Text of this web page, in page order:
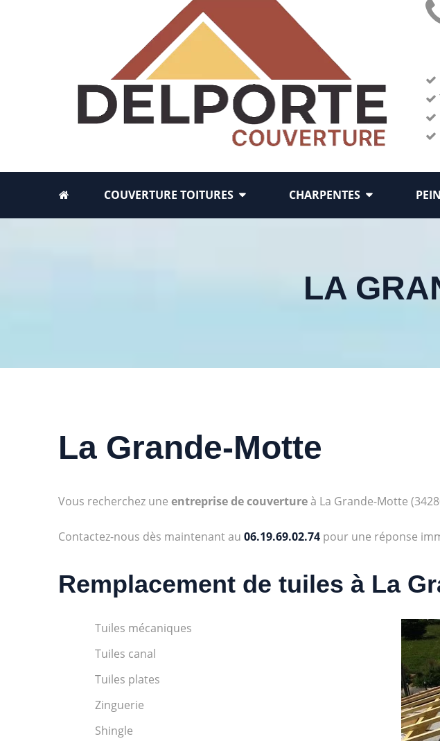
COUVERTURE TOITURES CHARPENTES
LA
La Grande-Motte
Vous recherchez une entreprise de couvertureà La Grande-Motte
Contactez-nous dès maintenant au 06.19.69.02.74 pour une réponse
Remplacement de tuiles à La
Tuiles mécaniques
Tuiles canal
Tuiles plates
Zinguerie
Shingle